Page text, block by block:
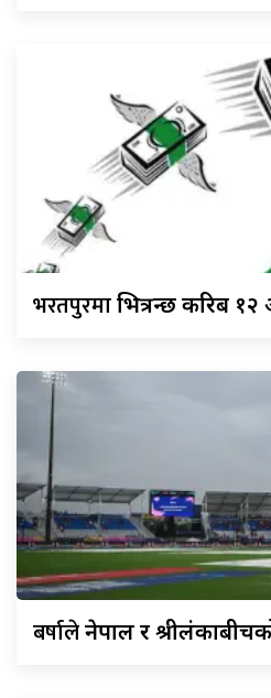
भरतपुरमाभित्रन्छ करिब १२
बर्षालेनेपाल र